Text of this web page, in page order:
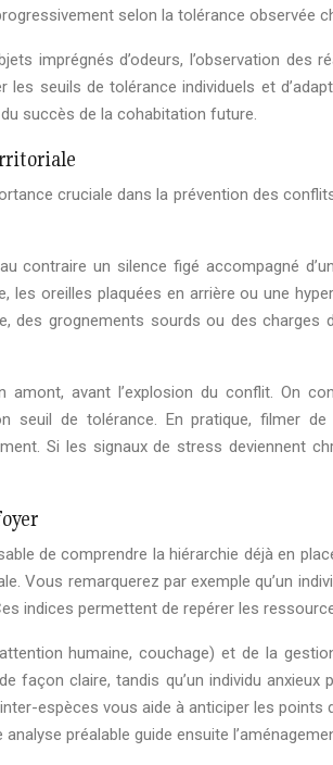
selon la tolérance observée
imprégnés d’odeurs, l’observation
seuils de tolérance individuels et
succès de la cohabitation future.
cruciale dans la prévention des
contraire un silence figé accompagné
oreilles plaquées en arrière ou une
des grognements sourds ou des
amont, avant l’explosion du conflit. On
seuil de tolérance. En pratique, filmer
Si les signaux de stress deviennent
de comprendre la hiérarchie déjà en
Vous remarquerez par exemple qu’un
indices permettent de repérer les
humaine, couchage) et de la
façon claire, tandis qu’un individu
espèces vous aide à anticiper les
préalable guide ensuite